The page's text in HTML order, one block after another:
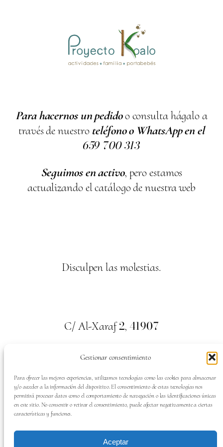
Gestionar consentimiento
Para ofrecer las mejores experiencias, utilizamos tecnologías como las cookies para almacenar
y/o acceder a la información del dispositivo. El consentimiento de estas tecnologías nos
permitirá procesar datos como el comportamiento de navegación o las identificaciones únicas
en este sitio. No consentir o retirar el consentimiento, puede afectar negativamente a ciertas
características y funciones.
Aceptar
Para hacernos un pedidoo consulta hágalo a
través de nuestro teléfono o WhatsApp en el
659 700313
Seguimos en activo, pero estamos
actualizando el catálogo de nuestra web
Disculpen las molestias.
C/ Al-Xaraf2, 41907
Valencina de la Concepción. Sevilla
Tel:659700313
SÍGUENOS EN: